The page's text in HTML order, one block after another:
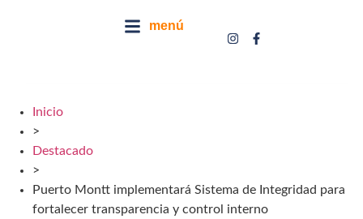
menú
Inicio
>
Destacado
>
Puerto Montt implementará Sistema de Integridad para
fortalecer transparencia y control interno